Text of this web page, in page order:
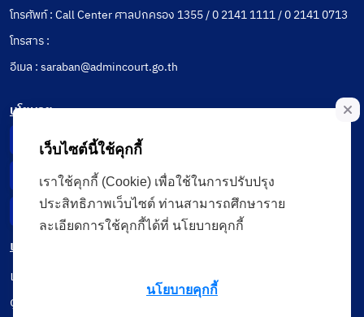
โทรศัพท์ : Call Center ศาลปกครอง 1355 / 0 2141 1111 / 0 2141 0713
โทรสาร :
อีเมล : saraban@admincourt.go.th
นโยบาย
Privacy Notice
Data Subject Right
Incident Report
เมนู
เรียนออนไลน์
ดูถ่ายทอดสด
เว็บไซต์นี้ใช้คุกกี้
เราใช้คุกกี้ (Cookie) เพื่อใช้ในการปรับปรุง
ประสิทธิภาพเว็บไซต์ ท่านสามารถศึกษาราย
ละเอียดการใช้คุกกี้ได้ที่ นโยบายคุกกี้
นโยบายคุกกี้